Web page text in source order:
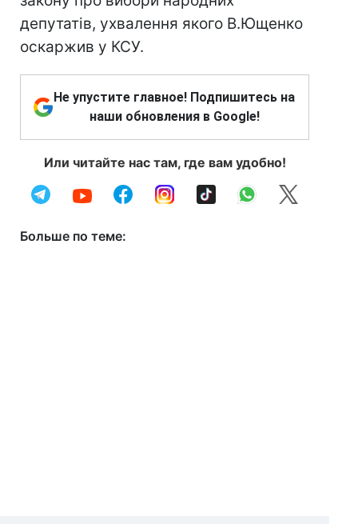
депутатів, ухвалення якого В.Ющенко
оскаржив у КСУ.
Не упустите главное! Подпишитесь на
наши обновления в Google!
Или читайте нас там, где вам удобно!
Больше по теме: